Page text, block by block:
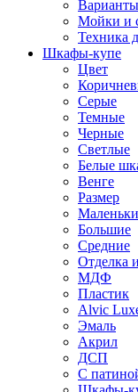
Мойки и
Техника
Шкафы-купе
Цвет
Серые
Темные
Черные
Светлые
Белые
Венге
Размер
Большие
Средние
Отделка
МДФ
Пластик
Alvic
Эмаль
Акрил
ДСП
С